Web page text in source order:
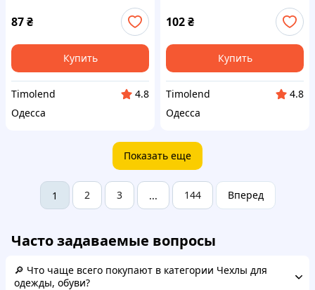
87₴
Купить
Timolend
4.8
Одесса
102₴
Купить
Timolend
4.8
Одесса
Показать еще
1 2 3 ... 144 Вперед
Часто задаваемые вопросы
🔎 Что чаще всего покупают в категории Чехлы для
одежды, обуви?